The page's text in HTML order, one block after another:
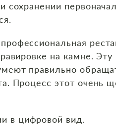
сохранении
на камне.
правильно
Процесс этот очень
в цифровой вид.